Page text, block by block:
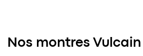
Nos montres Vulcain